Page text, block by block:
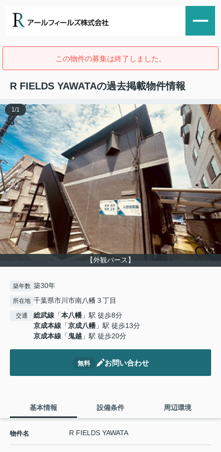
この物件の募集は終了しました。
R FIELDS YAWATAの過去掲載物件情報
【外観パース】
1 /1
築年数 築30年
所在地 千葉県市川市南八幡３丁目
交通 総武線 「本八幡 」駅 徒歩8分
京成本線 「京成八幡 」駅 徒歩13分
京成本線 「 鬼越 」駅 徒歩20分
無料 お問い合わせ
基本情報 設備条件 周辺環境
物件名 R FIELDS YAWATA